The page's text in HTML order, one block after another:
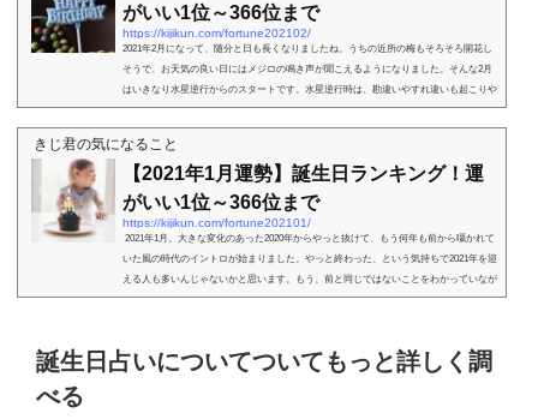
がいい1位～366位まで
https://kijikun.com/fortune202102/
2021年2月になって、随分と日も長くなりましたね。うちの近所の梅もそろそろ開花し
そうで、お天気の良い日にはメジロの鳴き声が聞こえるようになりました。そんな2月
はいきなり水星逆行からのスタートです。水星逆行時は、勘違いやすれ違いも起こりや
すいとされてい...
きじ君の気になること
【2021年1月運勢】誕生日ランキング！運
がいい1位～366位まで
https://kijikun.com/fortune202101/
2021年1月。大きな変化のあった2020年からやっと抜けて、もう何年も前から囁かれて
いた風の時代のイントロが始まりました。やっと終わった、という気持ちで2021年を迎
える人も多いんじゃないかと思います。もう、前と同じではないことをわかっていなが
らも、長...
誕生日占いについてついてもっと詳しく調
べる